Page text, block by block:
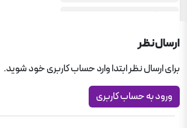
آمار و احتمال یازدهم ریاضی
ارسال نظر
برای ارسال نظر ابتدا وارد حساب کاربری خود شوید.
ورود به حساب کاربری